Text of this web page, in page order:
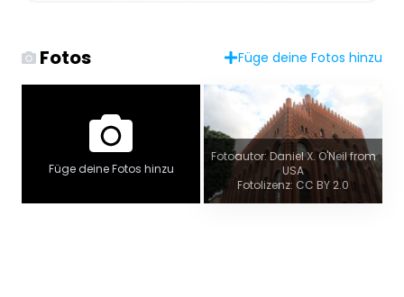
Fotos Füge deine Fotos hinzu
Füge deine Fotos hinzu
Fotoautor: Daniel X. O'Neil from
USA
Fotolizenz: CC BY 2.0